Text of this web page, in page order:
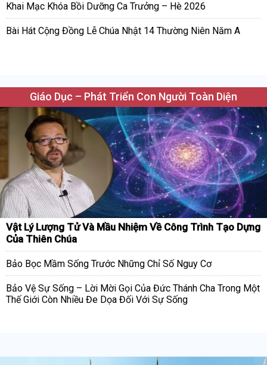
Khai Mạc Khóa Bồi Dưỡng Ca Trưởng – Hè 2026
Bài Hát Cộng Đồng Lễ Chúa Nhật 14 Thường Niên Năm A
Giáo Dục – Phát Triển Con Người Toàn Diện
Vật Lý Lượng Tử Và Mầu Nhiệm Về Công Trình Tạo Dựng
Của Thiên Chúa
Bảo Bọc Mầm Sống Trước Những Chỉ Số Nguy Cơ
Bảo Vệ Sự Sống – Lời Mời Gọi Của Đức Thánh Cha Trong Một
Thế Giới Còn Nhiều Đe Dọa Đối Với Sự Sống